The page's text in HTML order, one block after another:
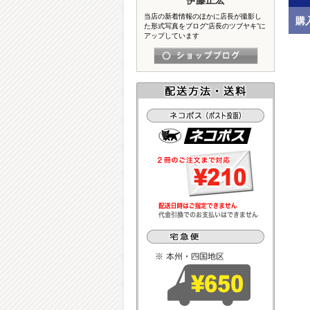
当店の新着情報のほかに店長が撮影し
た形式写真をブログ“店長のツブヤキ”に
アップしています
購